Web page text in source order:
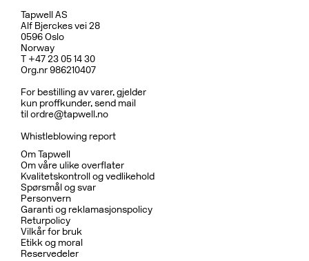
Tapwell AS
Alf Bjerckes vei 28
0596 Oslo
Norway
T +47 23 05 14 30
Org.nr 986210407
For bestilling av varer, gjelder
kun proffkunder, send mail
tilordre@tapwell.no
Whistleblowing report
Om Tapwell
Om våre ulike overflater
Kvalitetskontroll og vedlikehold
Spørsmål og svar
Personvern
Garanti og reklamasjonspolicy
Returpolicy
Vilkår for bruk
Etikk og moral
Reservedeler